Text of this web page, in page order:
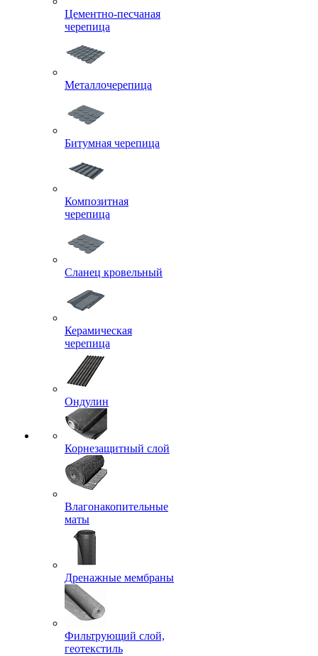
Цементно-песчаная
черепица
Металлочерепица
Битумная черепица
Композитная
черепица
Сланец кровельный
Керамическая
черепица
Ондулин
Корнезащитный слой
Влагонакопительные
маты
Дренажные мембраны
Фильтрующий слой,
геотекстиль